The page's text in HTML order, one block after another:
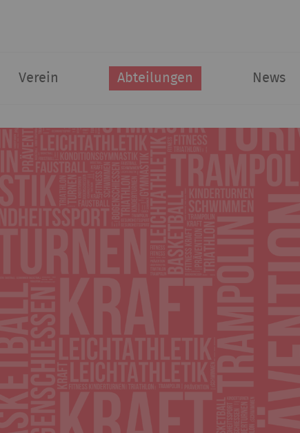
Verein Abteilungen News